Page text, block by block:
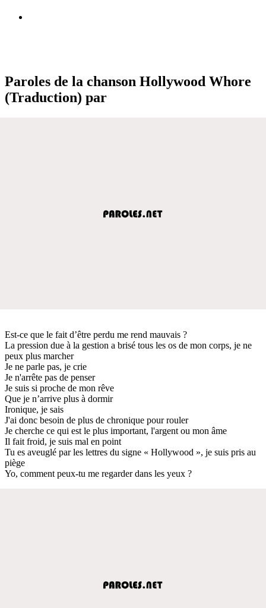
Paroles de la chanson Hollywood Whore
(Traduction) par
Est-ce que le fait d’être perdu me rend mauvais ?
La pression due à la gestion a brisé tous les os de mon corps, je ne
peux plus marcher
Je ne parle pas, je crie
Je n'arrête pas de penser
Je suis si proche de mon rêve
Que je n’arrive plus à dormir
Ironique, je sais
J'ai donc besoin de plus de chronique pour rouler
Je cherche ce qui est le plus important, l'argent ou mon âme
Il fait froid, je suis mal en point
Tu es aveuglé par les lettres du signe « Hollywood », je suis pris au
piège
Yo, comment peux-tu me regarder dans les yeux ?